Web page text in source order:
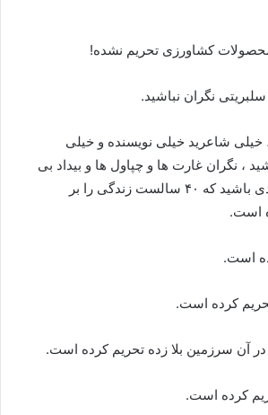
کشاورزی تحریم نشده!
نگران نباشید.
خیلی شاعرید خیلی نویسنده و خیلی
، نگران غارت ها و چپاول ها و بیداد بی
وقفۀ حکومت آخوندی باشید که ۴۰ سالست زندگی را بر
است.
است.
کرده است.
در آن سرزمین بلا زده تحریم کرده است.
کرده است.